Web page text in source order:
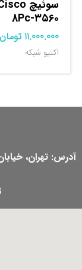
۳۵۶۰-8Pc
11.000.000 تومان
اکتیو شبکه
آدرس: تهران،